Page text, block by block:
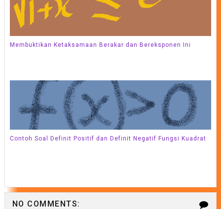
Membuktikan Ketaksamaan Berakar dan Bereksponen Ini
Contoh Soal Definit Positif dan Definit Negatif Fungsi Kuadrat
NO COMMENTS: